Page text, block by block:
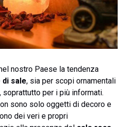
nostro Paese la tendenza
di sale, sia per scopi ornamentali
per i più informati.
sono solo oggetti di decoro e
dei veri e propri